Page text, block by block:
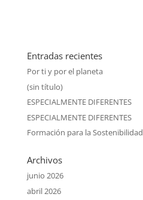
Entradas recientes
Por ti y por el planeta
(sin título)
ESPECIALMENTE DIFERENTES
ESPECIALMENTE DIFERENTES
Formación para la Sostenibilidad
Archivos
junio 2026
abril 2026